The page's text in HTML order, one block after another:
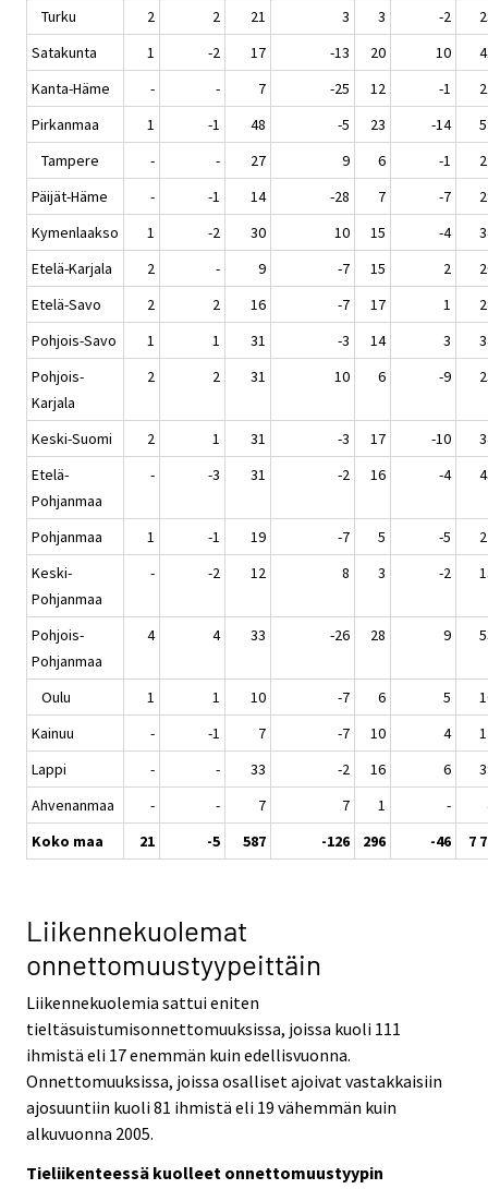
Turku 2 2 21 3 3 -2
Satakunta
1 -2 17 -13 20 10
Kanta-Häme
- - 7 -25 12 -1
Pirkanmaa
1 -1 48 -5 23 -14
Tampere
- - 27 9 6 -1
Päijät-Häme
- -1 14 -28 7 -7
Kymenlaakso
1 -2 30 10 15 -4
Etelä-Karjala
2 - 9 -7 15 2
Etelä-Savo
2 2 16 -7 17 1
Pohjois-Savo
1 1 31 -3 14 3
Pohjois-
Karjala
2 2 31 10 6 -9
Keski-Suomi 2 1 31 -3 17 -10
Etelä-
Pohjanmaa
- -3 31 -2 16 -4
Pohjanmaa 1 -1 19 -7 5 -5
Keski-
Pohjanmaa
- -2 12 8 3 -2
Pohjois-
Pohjanmaa
4 4 33 -26 28 9
Oulu 1 1 10 -7 6 5
Kainuu
- -1 7 -7 10 4
Lappi
- - 33 -2 16 6
Ahvenanmaa
- - 7 7 1 -
Koko maa
21 -5 587 -126 296 -46 7
Liikennekuolemat
onnettomuustyypeittäin
Liikennekuolemia sattui eniten
tieltäsuistumisonnettomuuksissa, joissa kuoli 111
ihmistä eli 17 enemmän kuin edellisvuonna.
Onnettomuuksissa, joissa osalliset ajoivat vastakkaisiin
ajosuuntiin kuoli 81 ihmistä eli 19 vähemmän kuin
alkuvuonna 2005.
Tieliikenteessä kuolleet onnettomuustyypin